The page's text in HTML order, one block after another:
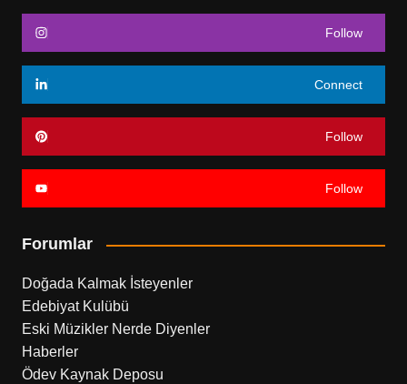
Follow
Connect
Follow
Follow
Forumlar
Doğada Kalmak İsteyenler
Edebiyat Kulübü
Eski Müzikler Nerde Diyenler
Haberler
Ödev Kaynak Deposu